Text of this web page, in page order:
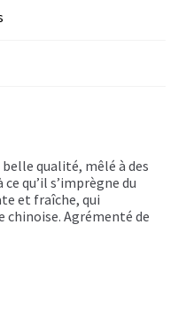
qualité, mêlé à des
qu’il s’imprègne du
et fraîche, qui
chinoise. Agrémenté de